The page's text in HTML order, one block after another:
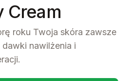
Cream
roku Twoja skóra zawsze
nawilżenia i